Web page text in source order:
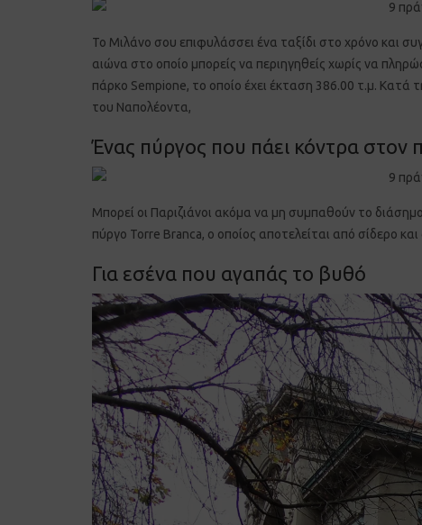
Το Μιλάνο σου επιφυλάσσει ένα ταξίδι στο χρόνο και
αιώνα στο οποίο μπορείς να περιηγηθείς χωρίς να
πάρκο Sempione, το οποίο έχει έκταση 386.00 τ.μ. Κατά
του Ναπολέοντα,
Ένας πύργος που πάει κόντρα στον
Μπορεί οι Παριζιάνοι ακόμα να μη συμπαθούν το
πύργο Torre Branca, ο οποίος αποτελείται από σίδερο
Για εσένα που αγαπάς το βυθό